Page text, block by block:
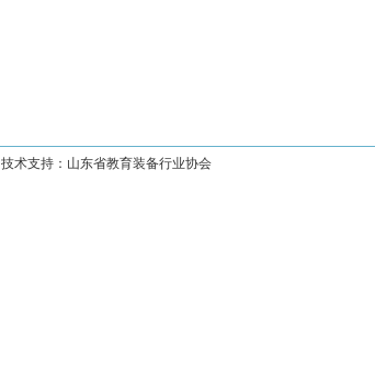
技术支持：山东省教育装备行业协会